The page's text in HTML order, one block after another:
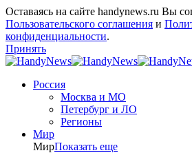
Оставаясь на сайте handynews.ru Вы
Пользовательского соглашения и
конфиденциальности.
Принять
Россия
Москва и МО
Петербург и ЛО
Регионы
Мир
МирПоказать еще